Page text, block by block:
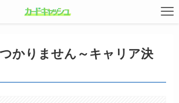
かりません～キャリア決